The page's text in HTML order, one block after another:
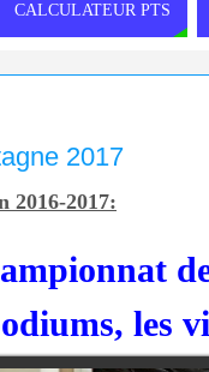
CALCULATEUR PTS
2017
2016-2017:
les